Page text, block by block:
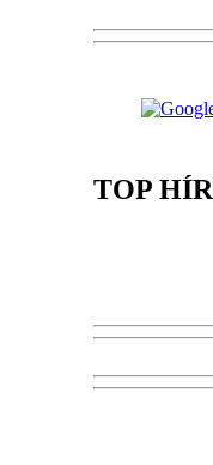
TOP